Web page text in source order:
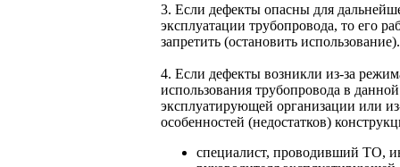
3. Если дефекты опасны для
эксплуатации трубопровода, то его
запретить (остановить использование).
4. Если дефекты возникли из-за
использования трубопровода в данной
эксплуатирующей организации или
особенностей (недостатков)
специалист, проводивший ТО,